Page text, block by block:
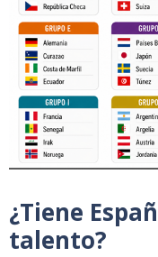
¿Tiene
talento?